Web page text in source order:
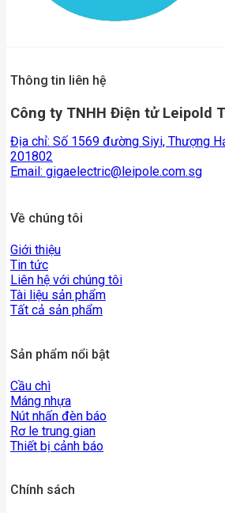
Thông tin liên hệ
Công ty TNHH Điện tử Leipold
Địa chỉ: Số 1569 đường Siyi, Thượng
201802
Email: gigaelectric@leipole.com.sg
Về chúng tôi
Giới thiệu
Tin tức
Liên hệ với chúng tôi
Tài liệu sản phẩm
Tất cả sản phẩm
Sản phẩm nổi bật
Cầu chì
Máng nhựa
Nút nhấn đèn báo
Rơ le trung gian
Thiết bị cảnh báo
Chính sách